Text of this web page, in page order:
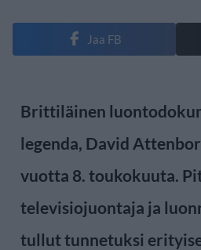
Jaa FB
Brittiläinen
legenda, David
vuotta 8. toukokuuta.
televisiojuontaja ja
tullut tunnetuksi